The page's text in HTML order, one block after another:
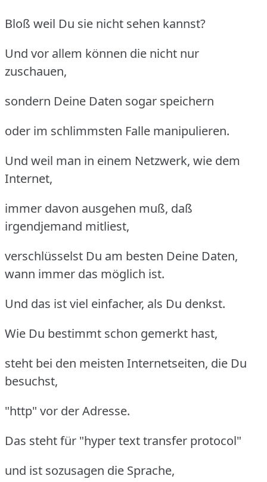
Bloß weil Du sie nicht sehen kannst?
Und vor allem können die nicht nur
zuschauen,
sondern Deine Daten sogar speichern
oder im schlimmsten Falle manipulieren.
Und weil man in einem Netzwerk, wie dem
Internet,
immer davon ausgehen muß, daß
irgendjemand mitliest,
verschlüsselst Du am besten Deine Daten,
wann immer das möglich ist.
Und das ist viel einfacher, als Du denkst.
Wie Du bestimmt schon gemerkt hast,
steht bei den meisten Internetseiten, die Du
besuchst,
"http" vor der Adresse.
Das steht für "hyper text transfer protocol"
und ist sozusagen die Sprache,